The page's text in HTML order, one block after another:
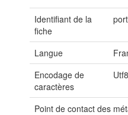
Identifiant de la
fiche
Langue
Encodage de
caractères
Utf8
Point de contact des